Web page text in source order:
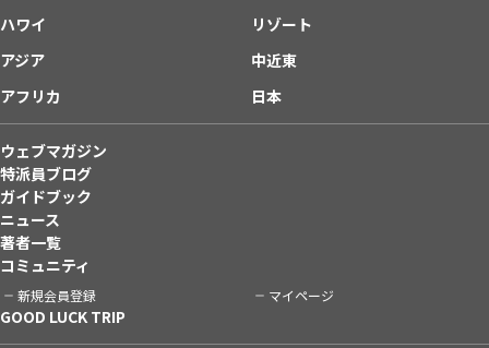
ハワイ
リゾート
アジア
中近東
アフリカ
日本
ウェブマガジン
特派員ブログ
ガイドブック
ニュース
著者一覧
コミュニティ
新規会員登録 マイページ
GOOD LUCK TRIP